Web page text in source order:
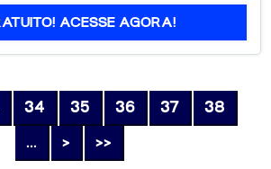
ACESSE AGORA!
34 35 36 37
38
...
> >>